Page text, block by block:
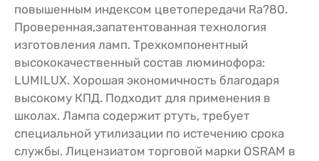
повышенным индексом цветопередачи Ra?80.
Проверенная,запатентованная технология
изготовления ламп. Трехкомпонентный
высококачественный состав люминофора:
LUMILUX. Хорошая экономичность благодаря
высокому КПД. Подходит для применения в
школах. Лампа содержит ртуть, требует
специальной утилизации по истечению срока
службы. Лицензиатом торговой марки OSRAM в